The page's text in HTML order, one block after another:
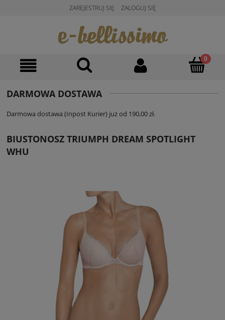
ZAREJESTRUJ SIĘ ZALOGUJ SIĘ
DARMOWA DOSTAWA
Darmowa dostawa (Inpost Kurier) już od 190,00 zł.
BIUSTONOSZ TRIUMPH DREAM SPOTLIGHT
WHU